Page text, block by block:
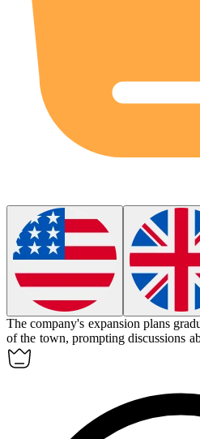
The company's expansion plans
of the town, prompting discussions